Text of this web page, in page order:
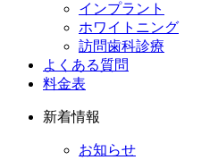
インプラント
ホワイトニング
訪問歯科診療
よくある質問
料金表
新着情報
お知らせ